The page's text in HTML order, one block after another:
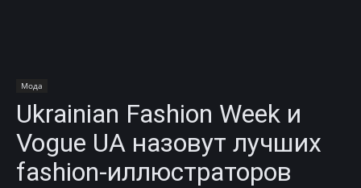
Мода
Ukrainian Fashion Week и
Vogue UA назовут лучших
fashion-иллюстраторов